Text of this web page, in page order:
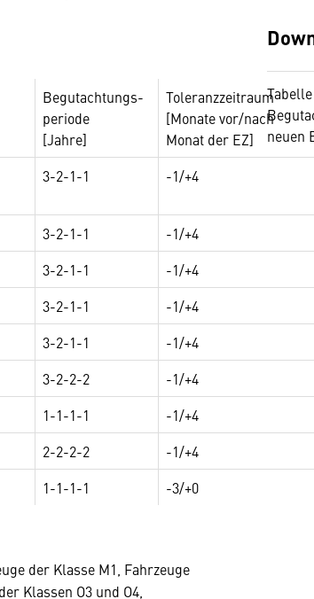
Begutachtungs-
periode
[Jahre]
Toleranzzeitraum
[Monate vor/nach
Monat der EZ]
3-2-1-1 -1/+4
3-2-1-1
-1/+4
3-2-1-1
-1/+4
3-2-1-1
-1/+4
3-2-1-1
-1/+4
3-2-2-2
-1/+4
1-1-1-1
-1/+4
2-2-2-2
-1/+4
1-1-1-1 -3/+0
der Klasse M1, Fahrzeuge
Klassen O3 und O4,
neuen